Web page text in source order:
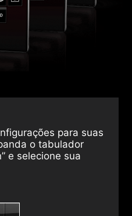
para suas
o tabulador
e selecione sua